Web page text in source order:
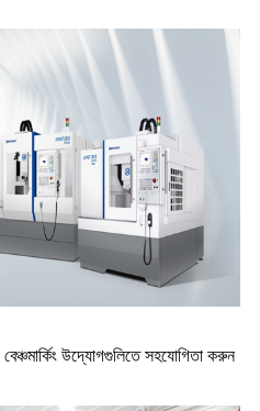
বেঞ্চমার্কিং উদ্যোগগুলিতে সহযোগিতা করুন